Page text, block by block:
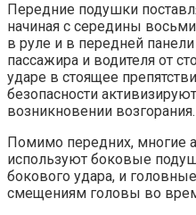
Передние подушки
начиная с середины
в руле и в передней
пассажира и водителя от
ударе в стоящее
безопасности
возникновении возгорания.
Помимо передних, многие
используют боковые
бокового удара, и
смещениям головы во